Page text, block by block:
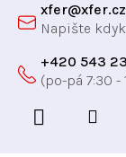
xfer@xfer.cz
+420 543